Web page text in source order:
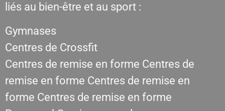
liés au bien-être et au sport :
Gymnases
Centres de Crossfit
Centres de remise en forme Centres de
remise en forme Centres de remise en
forme Centres de remise en forme